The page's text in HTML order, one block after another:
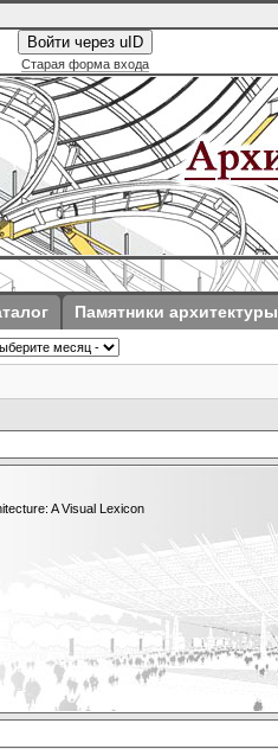
Войти через uID
Старая форма входа
Памятники архитектуры
A Visual Lexicon